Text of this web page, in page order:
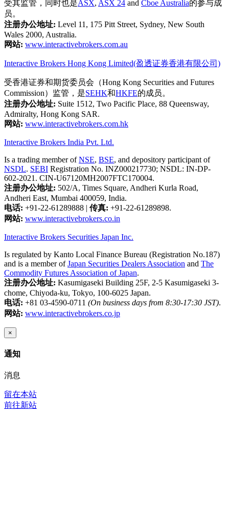
受其监管，同时也是ASX, ASX 24 and Cboe Australia的参与成
员。
注册办公地址: Level 11, 175 Pitt Street, Sydney, New South
Wales 2000, Australia.
网站: www.interactivebrokers.com.au
Interactive Brokers Hong Kong Limited(盈透证券香港有限公司)
受香港证券和期货委员会（Hong Kong Securities and Futures
Commission）监管，是SEHK和HKFE的成员。
注册办公地址: Suite 1512, Two Pacific Place, 88 Queensway,
Admiralty, Hong Kong SAR.
网站: www.interactivebrokers.com.hk
Interactive Brokers India Pvt. Ltd.
Is a trading member ofNSE, BSE, and depository participant of
NSDL. SEBI Registration No. INZ000217730; NSDL: IN-DP-
602-2021. CIN-U67120MH2007FTC170004.
注册办公地址: 502/A, Times Square, Andheri Kurla Road,
Andheri East, Mumbai 400059, India.
电话: +91-22-61289888 | 传真: +91-22-61289898.
网站: www.interactivebrokers.co.in
Interactive Brokers Securities Japan Inc.
Is regulated by Kanto Local Finance Bureau (Registration No.187)
and is a member ofJapan Securities Dealers Association and The
Commodity Futures Association of Japan.
注册办公地址: Kasumigaseki Building 25F, 2-5 Kasumigaseki 3-
chome, Chiyoda-ku, Tokyo, 100-6025 Japan.
电话: +81 03-4590-0711 (On business days from 8:30-17:30 JST).
网站: www.interactivebrokers.co.jp
×
通知
消息
留在本站
前往新站